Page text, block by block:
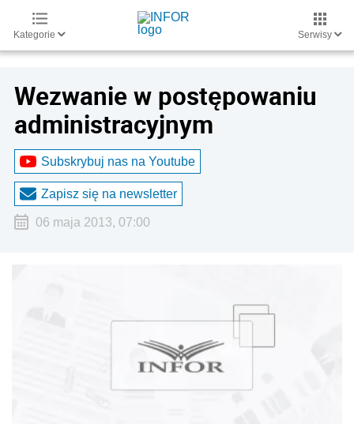
Kategorie Serwisy
Wezwanie w postępowaniu
administracyjnym
Subskrybuj nas na Youtube
Zapisz się na newsletter
06 maja 2013, 07:00